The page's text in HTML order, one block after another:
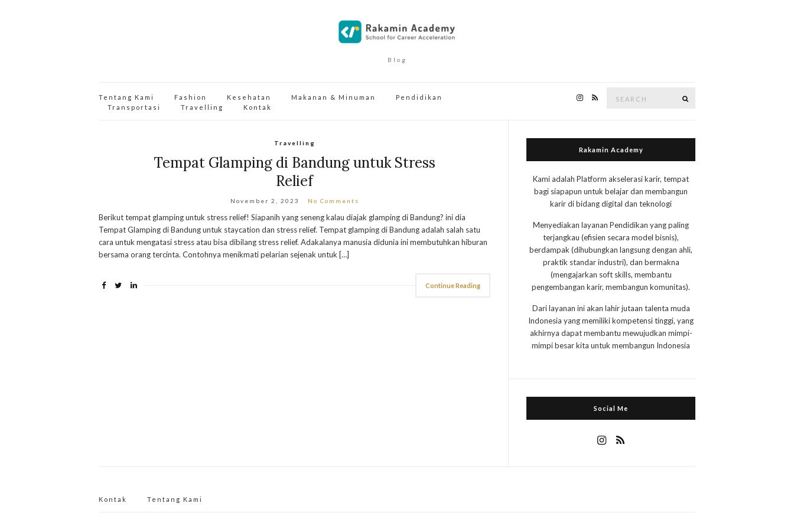
Blog
Tentang Kami Fashion Kesehatan Makanan & Minuman
Pendidikan
Transportasi
Travelling Kontak
Travelling
Tempat Glamping di Bandung untuk Stress
Relief
November 2, 2023 No Comments
Berikut tempat glamping untuk stress relief! Siapanih yang seneng kalau diajak glamping di Bandung? ini dia
Tempat Glamping di Bandung untuk staycation dan stress relief. Tempat glamping di Bandung adalah salah satu
cara untuk mengatasi stress atau bisa dibilang stress relief. Adakalanya manusia didunia ini membutuhkan hiburan
bersama orang tercinta. Contohnya menikmati pelarian sejenak untuk […]
Continue Reading
Rakamin Academy
Kami adalah Platform akselerasi karir, tempat
bagi siapapun untuk belajar dan membangun
karir di bidang digital dan teknologi
Menyediakan layanan Pendidikan yang paling
terjangkau (efisien secara model bisnis),
berdampak (dihubungkan langsung dengan ahli,
praktik standar industri), dan bermakna
(mengajarkan soft skills, membantu
pengembangan karir, membangun komunitas).
Dari layanan ini akan lahir jutaan talenta muda
Indonesia yang memiliki kompetensi tinggi, yang
akhirnya dapat membantu mewujudkan mimpi-
mimpi besar kita untuk membangun Indonesia
Social Me
Kontak Tentang Kami